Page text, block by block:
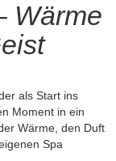
Wärme
als Start ins
Moment in ein
Wärme, den Duft
Spa